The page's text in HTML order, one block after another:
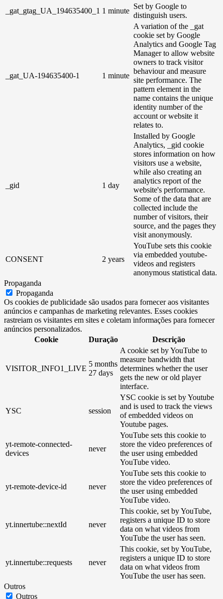
_gat_gtag_UA_194635400_1 1 minute
Set by Google to
distinguish users.
_gat_UA-194635400-1 1 minute
A variation of the _gat
cookie set by Google
Analytics and Google Tag
Manager to allow website
owners to track visitor
behaviour and measure
site performance. The
pattern element in the
name contains the unique
identity number of the
account or website it
relates to.
_gid 1 day
Installed by Google
Analytics, _gid cookie
stores information on how
visitors use a website,
while also creating an
analytics report of the
website's performance.
Some of the data that are
collected include the
number of visitors, their
source, and the pages they
visit anonymously.
CONSENT 2 years
YouTube sets this cookie
via embedded youtube-
videos and registers
anonymous statistical data.
Propaganda
Propaganda
Os cookies de publicidade são usados ​​para fornecer aos visitantes
anúncios e campanhas de marketing relevantes. Esses cookies
rastreiam os visitantes em sites e coletam informações para fornecer
anúncios personalizados.
Cookie
Duração Descrição
VISITOR_INFO1_LIVE
5 months
27 days
A cookie set by YouTube to
measure bandwidth that
determines whether the user
gets the new or old player
interface.
YSC session
YSC cookie is set by Youtube
and is used to track the views
of embedded videos on
Youtube pages.
yt-remote-connected-
devices
never
YouTube sets this cookie to
store the video preferences of
the user using embedded
YouTube video.
yt-remote-device-id never
YouTube sets this cookie to
store the video preferences of
the user using embedded
YouTube video.
yt.innertube::nextId never
This cookie, set by YouTube,
registers a unique ID to store
data on what videos from
YouTube the user has seen.
yt.innertube::requests never
This cookie, set by YouTube,
registers a unique ID to store
data on what videos from
YouTube the user has seen.
Outros
Outros